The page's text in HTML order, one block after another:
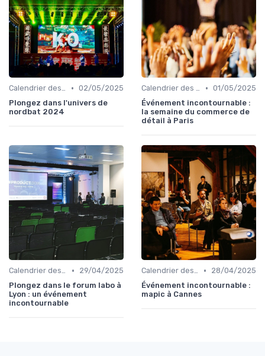
Calendrier des Événements par Secteur • 02/05/2025
Plongez dans l'univers de
nordbat 2024
Calendrier des Événements par Secteur • 01/05/2025
Événement incontournable :
la semaine du commerce de
détail à Paris
Calendrier des Événements par Secteur •
29/04/2025
Plongez dans le forum labo à
Lyon : un événement
incontournable
Calendrier des Événements par Secteur •
28/04/2025
Événement incontournable :
mapic à Cannes